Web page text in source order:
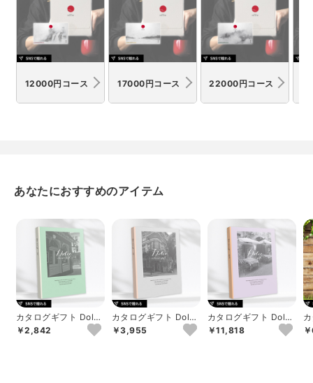
12000円コース 17000円コース 22000円コース
あなたにおすすめのアイテム
カタログギフト Dolce
ロッソ
￥2,842
カタログギフト Dolce
ヴィオラ
￥3,955
カタログギフト Dolce
アルジェント
￥11,818